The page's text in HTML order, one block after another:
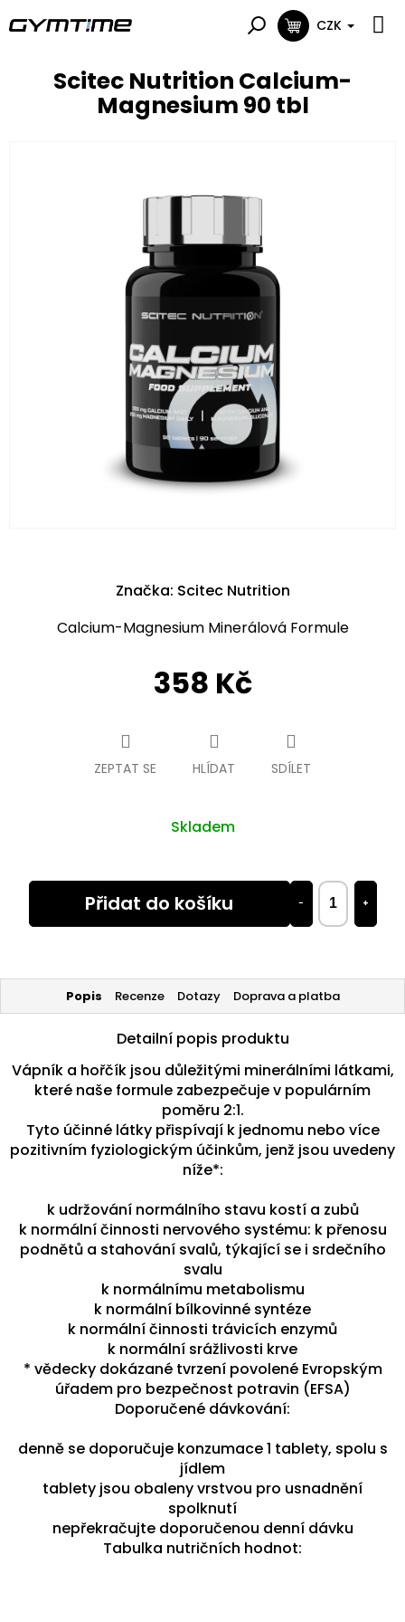
na
NÁKUPNÍ
CZK
Scitec Nutrition Calcium-
Magnesium 90 tbl
358 Kč
Skladem
+
−
Přidat do košíku
Calcium-Magnesium Minerálová Formule
ZEPTAT SE HLÍDAT SDÍLET
Značka: Scitec Nutrition
Popis Recenze Dotazy Doprava a platba
Detailní popis produktu
Vápník a hořčík jsou důležitými minerálními látkami,
které naše formule zabezpečuje v populárním
poměru 2:1.
Tyto účinné látky přispívají k jednomu nebo více
pozitivním fyziologickým účinkům, jenž jsou uvedeny
níže*:
k udržování normálního stavu kostí a zubů
k normální činnosti nervového systému: k přenosu
podnětů a stahování svalů, týkající se i srdečního
svalu
k normálnímu metabolismu
k normální bílkovinné syntéze
k normální činnosti trávicích enzymů
k normální srážlivosti krve
* vědecky dokázané tvrzení povolené Evropským
úřadem pro bezpečnost potravin (EFSA)
Doporučené dávkování:
denně se doporučuje konzumace 1 tablety, spolu s
jídlem
tablety jsou obaleny vrstvou pro usnadnění
spolknutí
nepřekračujte doporučenou denní dávku
Tabulka nutričních hodnot: